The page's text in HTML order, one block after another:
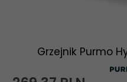
Grzejnik Purmo